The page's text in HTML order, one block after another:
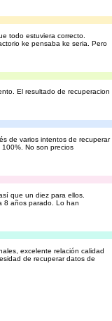
todo estuviera correcto.
ke pensaba ke seria. Pero
El resultado de recuperacion
de varios intentos de recuperar
No son precios
que un diez para ellos.
8 años parado. Lo han
excelente relación calidad
de recuperar datos de